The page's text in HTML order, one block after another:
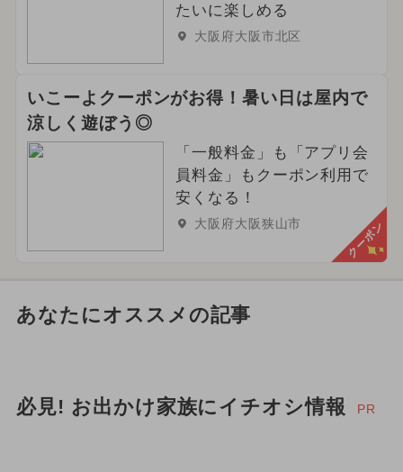
たいに楽しめる
大阪府大阪市北区
いこーよクーポンがお得！暑い日は屋内で
涼しく遊ぼう◎
「一般料金」も「アプリ会
員料金」もクーポン利用で
安くなる！
大阪府大阪狭山市 クーポン
あなたにオススメの記事
必見! お出かけ家族にイチオシ情報 PR